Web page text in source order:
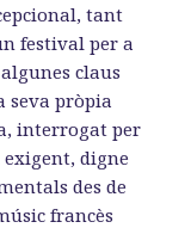
tant
festival per a
claus
seva pròpia
interrogat per
digne
des de
francès